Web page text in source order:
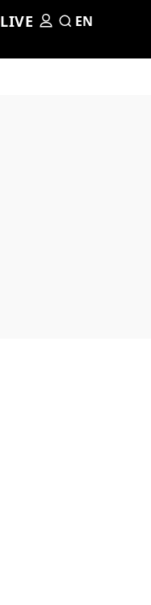
LIVE EN